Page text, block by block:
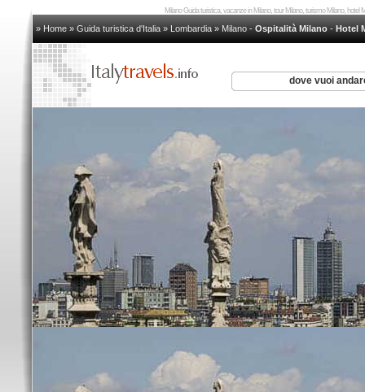
Milano Guida turistica, vacanze in Milano, tour Milano, turismo Milano,
» Home » Guida turistica d'Italia » Lombardia » Milano - Ospitalità Milano - Hotel
dove vuoi